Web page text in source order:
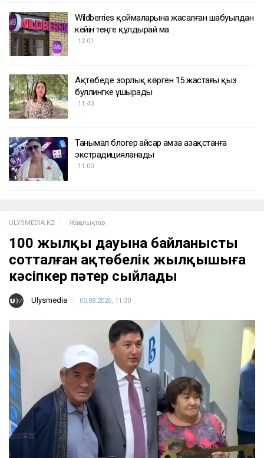
Wildberries қоймаларына жасалған шабуылдан
кейін теңге құлдырай ма
12:01
Ақтөбеде зорлық көрген 15 жастағы қыз
буллингке ұшырады
11:43
Танымал блогер Қайсар Қамза Қазақстанға
экстрадицияланады
11:00
ULYSMEDIA.KZ Жаңалықтар
100 жылқы дауына байланысты
сотталған ақтөбелік жылқышыға
кәсіпкер пәтер сыйлады
Ulysmedia 05.08.2026, 11:30